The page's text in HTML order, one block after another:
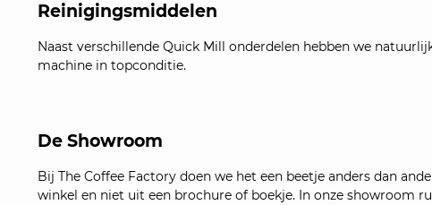
Reinigingsmiddelen
Naast verschillende Quick Mill onderdelen hebben we
machine in topconditie.
De Showroom
Bij The Coffee Factory doen we het een beetje anders dan
winkel en niet uit een brochure of boekje. In onze showroom